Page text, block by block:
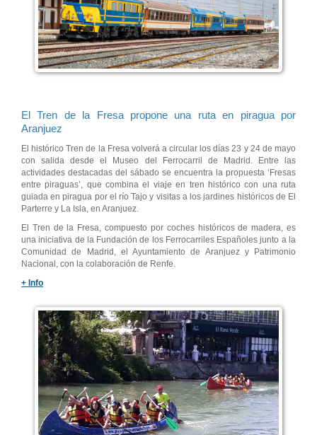
El Tren de la Fresa propone una ruta en piragua por
Aranjuez
El histórico Tren de la Fresa volverá a circular los días 23 y 24 de mayo
con salida desde el Museo del Ferrocarril de Madrid. Entre las
actividades destacadas del sábado se encuentra la propuesta ‘Fresas
entre piraguas’, que combina el viaje en tren histórico con una ruta
guiada en piragua por el río Tajo y visitas a los jardines históricos de El
Parterre y La Isla, en Aranjuez.
El Tren de la Fresa, compuesto por coches históricos de madera, es
una iniciativa de la Fundación de los Ferrocarriles Españoles junto a la
Comunidad de Madrid, el Ayuntamiento de Aranjuez y Patrimonio
Nacional, con la colaboración de Renfe.
+ Info